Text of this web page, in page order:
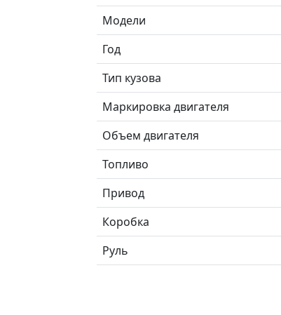
Модели
Год
Тип кузова
Маркировка двигателя
Объем двигателя
Топливо
Привод
Коробка
Руль